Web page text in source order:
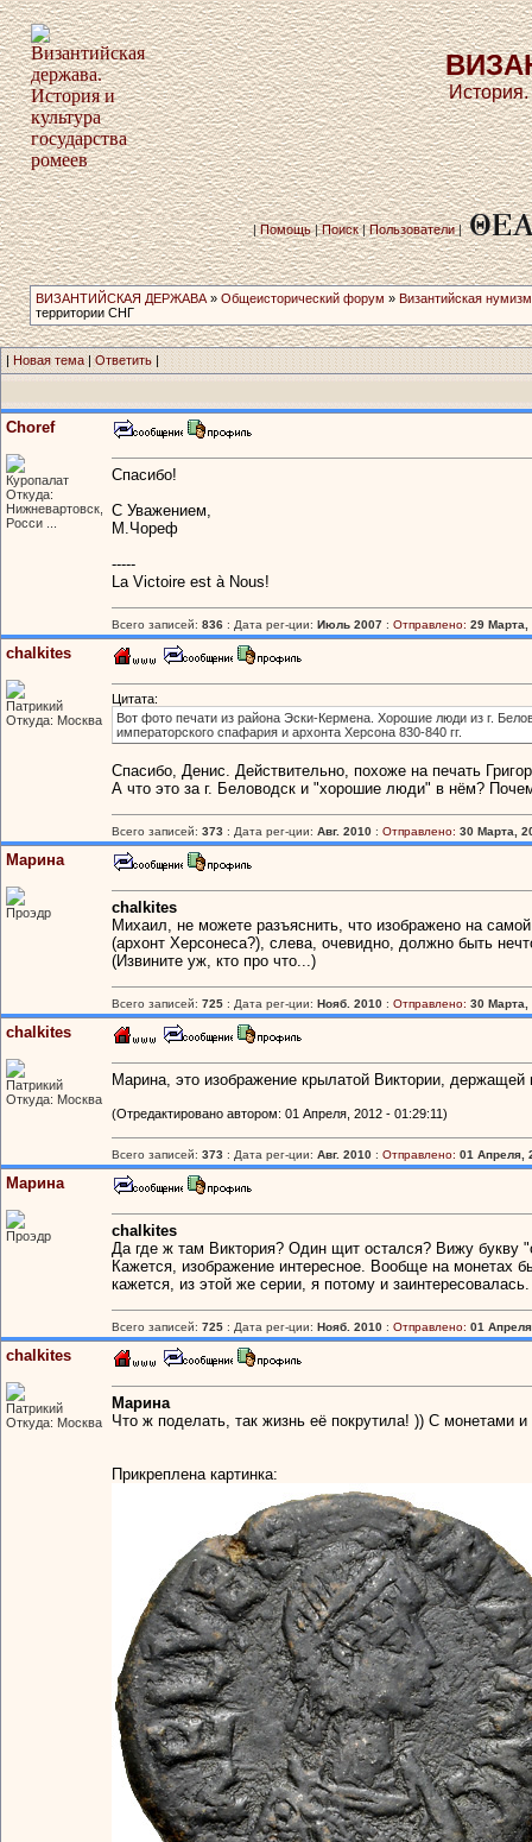
|Помощь|Поиск|Пользователи|
ВИЗАНТИЙСКАЯ ДЕРЖАВА» Общеисторический форум » Византийская
территории СНГ
| Новая тема|Ответить |
Choref
Куропалат
Откуда:
Нижневартовск,
Росси ...
Спасибо!
С Уважением,
М.Чореф
-----
La Victoire est à Nous!
Всего записей: 836 : Дата рег-ции: Июль 2007 : Отправлено: 29 Марта,
chalkites
Патрикий
Откуда: Москва
Цитата:
Вот фото печати из района Эски-Кермена. Хорошие люди из г.
императорского спафария и архонта Херсона 830-840 гг.
Спасибо, Денис. Действительно, похоже на печать
А что это за г. Беловодск и "хорошие люди" в нём?
Всего записей: 373 : Дата рег-ции: Авг. 2010 : Отправлено: 30 Марта,
Марина
Проэдр
chalkites
Михаил, не можете разъяснить, что изображено на
(архонт Херсонеса?), слева, очевидно, должно быть
(Извините уж, кто про что...)
Всего записей: 725 : Дата рег-ции: Нояб. 2010 : Отправлено: 30 Марта,
chalkites
Патрикий
Откуда: Москва
Марина, это изображение крылатой Виктории,
(Отредактировано автором: 01 Апреля, 2012 - 01:29:11)
Всего записей: 373 : Дата рег-ции: Авг. 2010 : Отправлено: 01 Апреля,
Марина
Проэдр
chalkites
Да где ж там Виктория? Один щит остался? Вижу букву
Кажется, изображение интересное. Вообще на монетах
кажется, из этой же серии, я потому и заинтересовалась.
Всего записей: 725 : Дата рег-ции: Нояб. 2010 : Отправлено: 01
chalkites
Патрикий
Откуда: Москва
Марина
Что ж поделать, так жизнь её покрутила! )) С монетами
Прикреплена картинка: